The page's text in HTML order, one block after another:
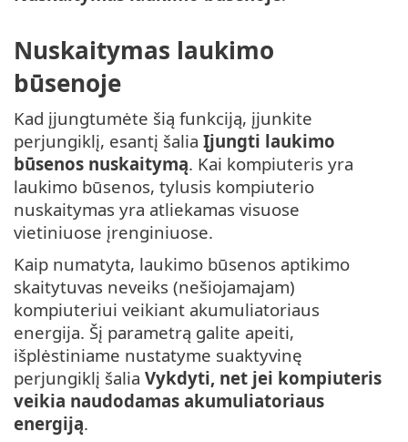
Nuskaitymas laukimo
būsenoje
Kad įjungtumėte šią funkciją, įjunkite
perjungiklį, esantį šalia Įjungti laukimo
būsenos nuskaitymą. Kai kompiuteris yra
laukimo būsenos, tylusis kompiuterio
nuskaitymas yra atliekamas visuose
vietiniuose įrenginiuose.
Kaip numatyta, laukimo būsenos aptikimo
skaitytuvas neveiks (nešiojamajam)
kompiuteriui veikiant akumuliatoriaus
energija. Šį parametrą galite apeiti,
išplėstiniame nustatyme suaktyvinę
perjungiklį šalia Vykdyti, net jei kompiuteris
veikia naudodamas akumuliatoriaus
energiją.